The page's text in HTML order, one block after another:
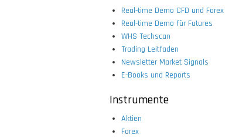
Real-time Demo CFD und Forex
Real-time Demo für Futures
WHS Techscan
Trading Leitfaden
Newsletter Market Signals
E-Books und Reports
Instrumente
Aktien
Forex